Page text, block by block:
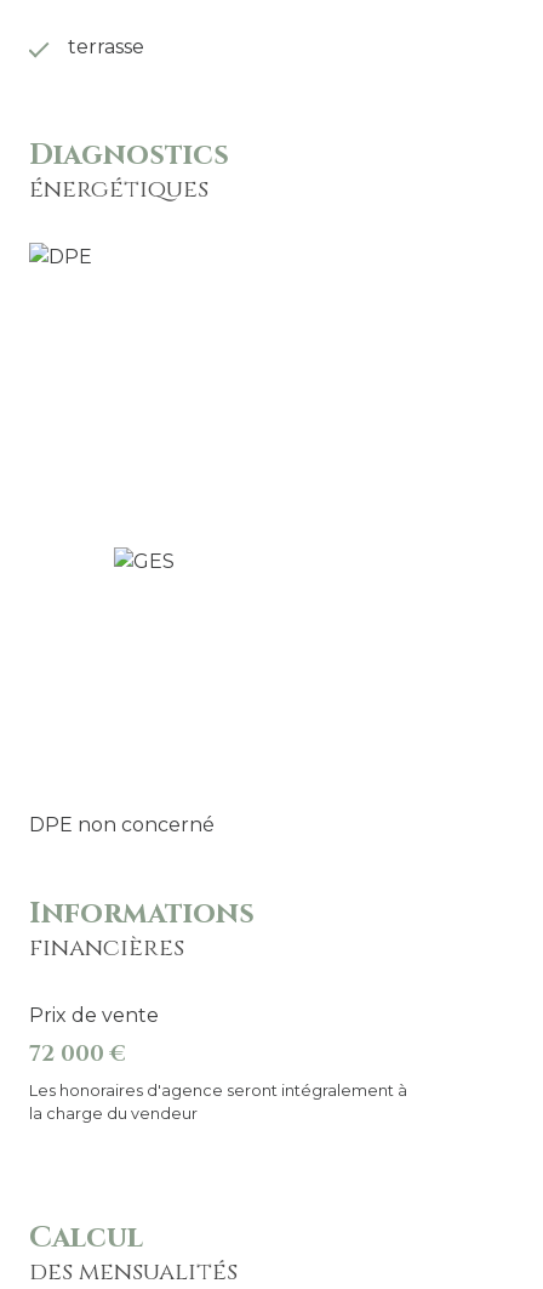
terrasse
Diagnostics
énergétiques
DPE non concerné
Informations
financières
Prix de vente
72 000 €
Les honoraires d'agence seront intégralement à
la charge du vendeur
Calcul
des mensualités